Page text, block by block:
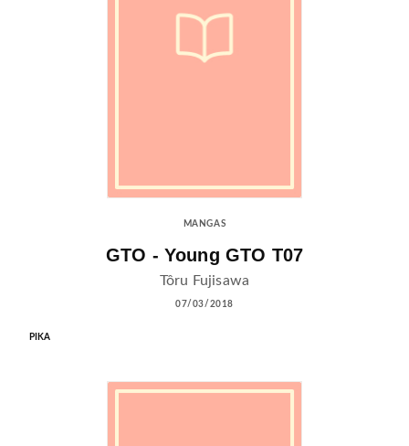
MANGAS
GTO - Young GTO T07
Tôru Fujisawa
07/03/2018
PIKA